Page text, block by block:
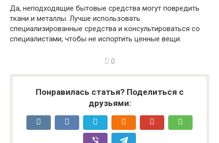
Да, неподходящие бытовые средства могут повредить
ткани и металлы. Лучше использовать
специализированные средства и консультироваться со
специалистами, чтобы не испортить ценные вещи.
0
Понравилась статья? Поделиться с
друзьями: